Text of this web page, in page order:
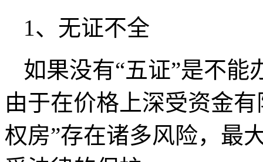
1、无证不全
如果没有“五证”是不能
由于在价格上深受资金
权房”存在诸多风险，最